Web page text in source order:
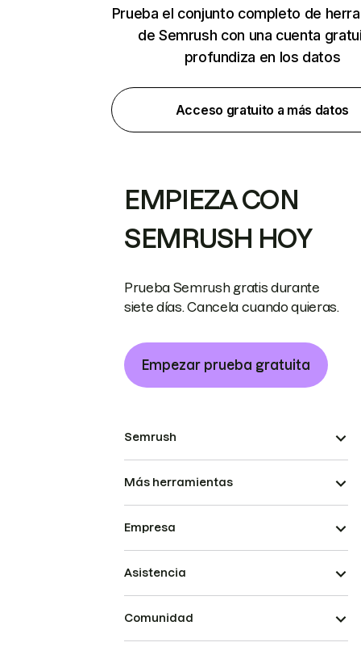
Prueba el conjunto completo de
de Semrush con una cuenta
profundiza en los datos
Acceso gratuito a más datos
EMPIEZA CON
SEMRUSH HOY
Prueba Semrush gratis durante
siete días. Cancela cuando quieras.
Empezar prueba gratuita
Semrush
Más herramientas
Empresa
Asistencia
Comunidad